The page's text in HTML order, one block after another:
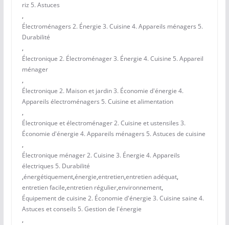
riz 5. Astuces
,
Électroménagers 2. Énergie 3. Cuisine 4. Appareils ménagers 5.
Durabilité
,
Électronique 2. Électroménager 3. Énergie 4. Cuisine 5. Appareil
ménager
,
Électronique 2. Maison et jardin 3. Économie d'énergie 4.
Appareils électroménagers 5. Cuisine et alimentation
,
Électronique et électroménager 2. Cuisine et ustensiles 3.
Économie d'énergie 4. Appareils ménagers 5. Astuces de cuisine
,
Électronique ménager 2. Cuisine 3. Énergie 4. Appareils
électriques 5. Durabilité
,énergétiquement,énergie,entretien,entretien adéquat,
entretien facile,entretien régulier,environnement,
Équipement de cuisine 2. Économie d'énergie 3. Cuisine saine 4.
Astuces et conseils 5. Gestion de l'énergie
,